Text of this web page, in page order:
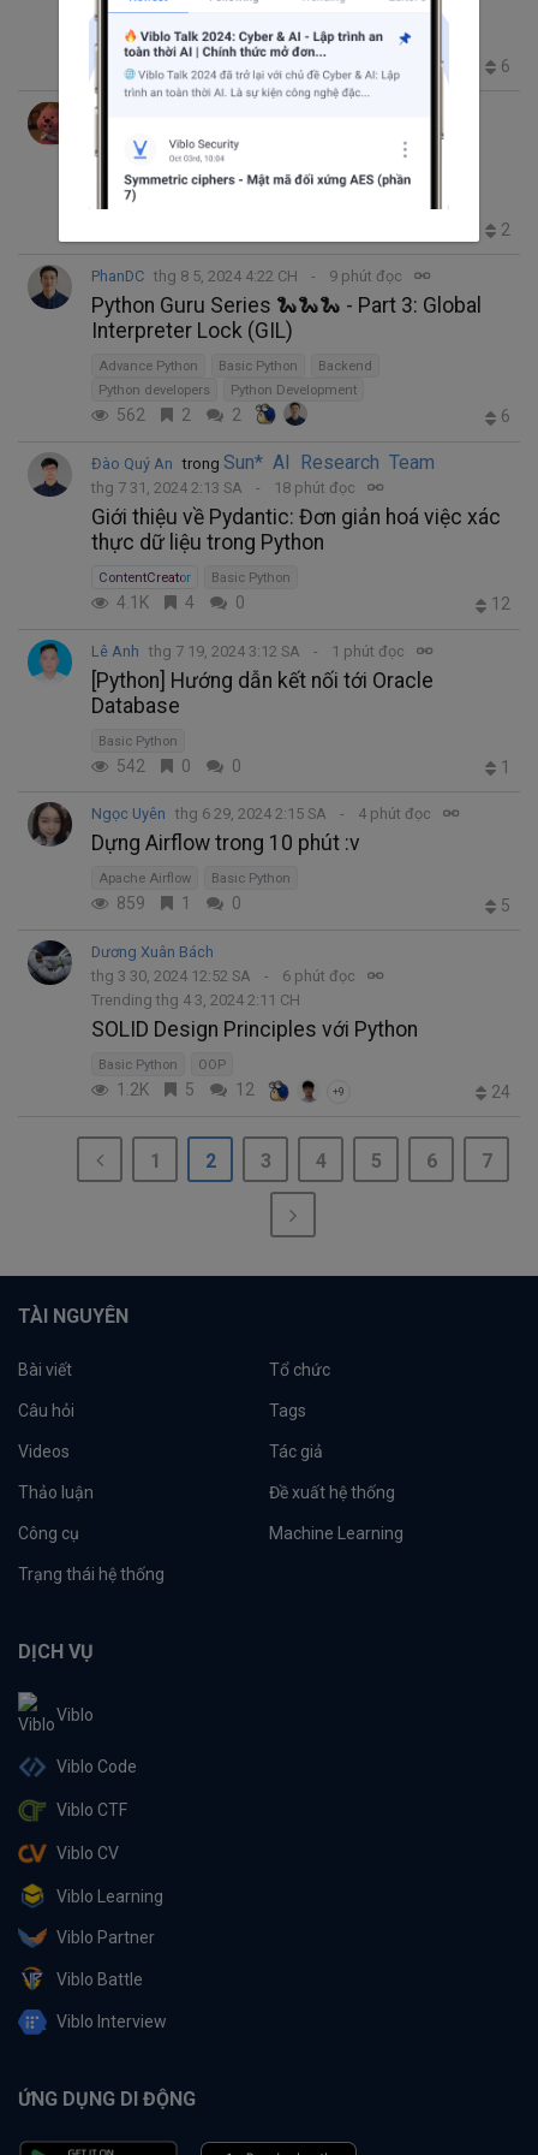
ContentCreator Basic Python Numpy
590 6
Gwen
20+ câu hỏi phỏng vấn Python bạn phải
thuộc nằm lòng!
Advance Python
2
PhanDC thg 8 5, 2024 4:22 CH 9 phút đọc
Python Guru Series 🐍🐍🐍 - Part 3: Global
Interpreter Lock (GIL)
Advance Python Basic Python
Backend
Python developers
Python Development
562 2 2 6
Đào Quý An trong Sun* AI Research Team
thg 7 31, 2024 2:13 SA 18 phút đọc
Giới thiệu về Pydantic: Đơn giản hoá việc xác
thực dữ liệu trong Python
ContentCreator Basic Python
4.1K 4 0 12
Lê Anh thg 7 19, 2024 3:12 SA 1 phút đọc
[Python] Hướng dẫn kết nối tới Oracle
Database
Basic Python
542 0 0 1
Ngọc Uyên thg 6 29, 2024 2:15 SA 4 phút đọc
Dựng Airflow trong 10 phút :v
Apache Airflow Basic Python
859 1 0 5
Dương Xuân Bách
thg 3 30, 2024 12:52 SA
6 phút đọc
Trending thg 4 3, 2024 2:11 CH
SOLID Design Principles với Python
Basic Python OOP
1.2K 5 12 +9 24
1 2 3 4 5 6 7
TÀI NGUYÊN
Bài viết Tổ chức
Câu hỏi Tags
Videos Tác giả
Thảo luận Đề xuất hệ thống
Công cụ Machine Learning
Trạng thái hệ thống
DỊCH VỤ
Viblo
Viblo Code
Viblo CTF
Viblo CV
Viblo Learning
Viblo Partner
Viblo Battle
Viblo Interview
ỨNG DỤNG DI ĐỘNG